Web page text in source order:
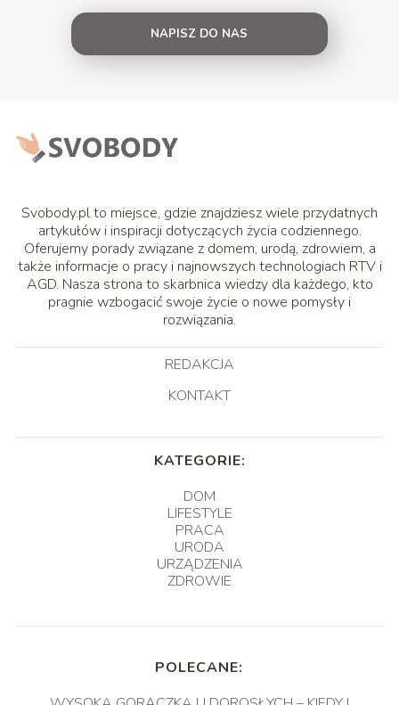
NAPISZ DO NAS
Svobody.pl to miejsce, gdzie znajdziesz wiele przydatnych
artykułów i inspiracji dotyczących życia codziennego.
Oferujemy porady związane z domem, urodą, zdrowiem, a
także informacje o pracy i najnowszych technologiach RTV i
AGD. Nasza strona to skarbnica wiedzy dla każdego, kto
pragnie wzbogacić swoje życie o nowe pomysły i
rozwiązania.
REDAKCJA
KONTAKT
KATEGORIE:
DOM
LIFESTYLE
PRACA
URODA
URZĄDZENIA
ZDROWIE
POLECANE: